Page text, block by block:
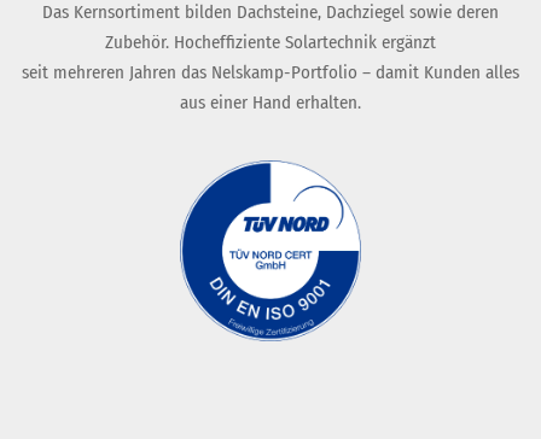
Das Kernsortiment bilden Dachsteine, Dachziegel sowie deren
Zubehör. Hocheffiziente Solartechnik ergänzt
seit mehreren Jahren das Nelskamp-Portfolio – damit Kunden alles
aus einer Hand erhalten.